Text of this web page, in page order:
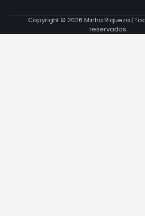
Copyright © 2026 Minha Riqueza |
reservados.